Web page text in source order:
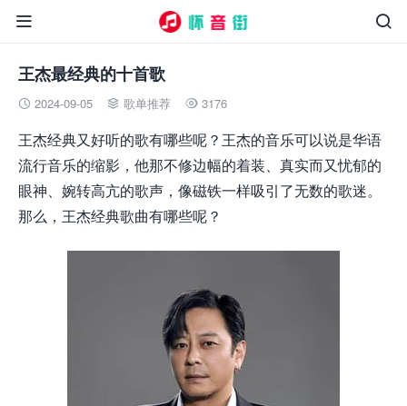


王杰最经典的十首歌
 2024-09-05  歌单推荐  3176
王杰经典又好听的歌有哪些呢？王杰的音乐可以说是华语
流行音乐的缩影，他那不修边幅的着装、真实而又忧郁的
眼神、婉转高亢的歌声，像磁铁一样吸引了无数的歌迷。
那么，王杰经典歌曲有哪些呢？